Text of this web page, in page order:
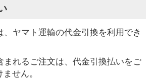
、ヤマト運輸の代金引換を利用でき
れるご注文は、代金引換払いをご
せん。